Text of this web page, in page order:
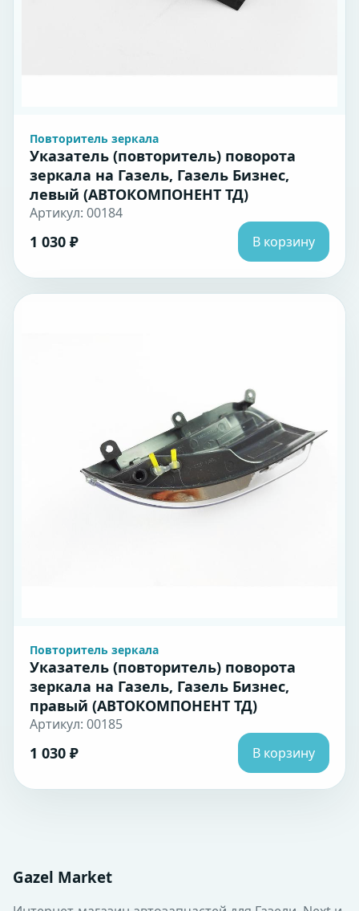
Повторитель зеркала
Указатель (повторитель) поворота
зеркала на Газель, Газель Бизнес,
левый (АВТОКОМПОНЕНТ ТД)
Артикул: 00184
1 030 ₽ В корзину
Повторитель зеркала
Указатель (повторитель) поворота
зеркала на Газель, Газель Бизнес,
правый (АВТОКОМПОНЕНТ ТД)
Артикул: 00185
1 030 ₽ В корзину
Gazel Market